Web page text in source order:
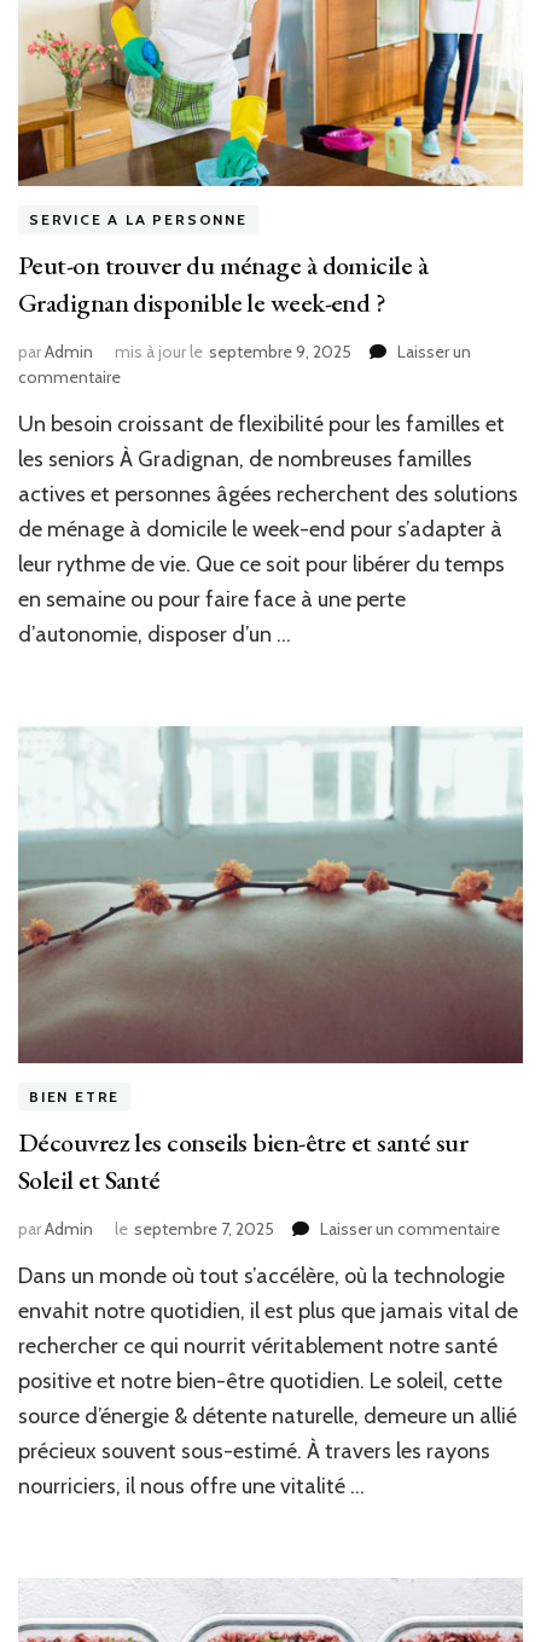
SERVICE A LA PERSONNE
Peut-on trouver du ménage à domicile à
Gradignan disponible le week-end ?
parAdmin mis à jour le septembre 9, 2025
Laisser un
commentairesur
on
trouver
ménage
à
domicile
Gradignan
disponible
Un besoin croissant de flexibilité pour les familles et
les seniors À Gradignan, de nombreuses familles
actives et personnes âgées recherchent des solutions
de ménage à domicile le week-end pour s’adapter à
leur rythme de vie. Que ce soit pour libérer du temps
en semaine ou pour faire face à une perte
d’autonomie, disposer d’un …
BIEN ETRE
Découvrez les conseils bien-être et santé sur
Soleil et Santé
parAdmin le septembre 7, 2025 Laisser un commentairesur
les
et
santé
sur
Dans un monde où tout s’accélère, où la technologie
envahit notre quotidien, il est plus que jamais vital de
rechercher ce qui nourrit véritablement notre santé
positive et notre bien-être quotidien. Le soleil, cette
source d’énergie & détente naturelle, demeure un allié
précieux souvent sous-estimé. À travers les rayons
nourriciers, il nous offre une vitalité …